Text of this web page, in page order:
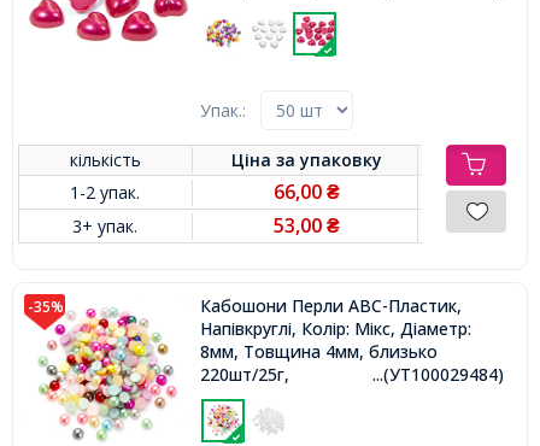
Упак.:
кількість Ціна заупаковку
1-2 упак.
66,00₴
3+ упак. 53,00₴
-35%
Кабошони Перли АВС-Пластик,
Напівкруглі, Колір: Мікс, Діаметр:
8мм, Товщина 4мм, близько
220шт/25г,
...(УТ100029484)